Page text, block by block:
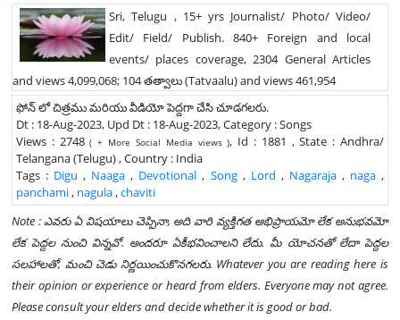
Sri, Telugu , 15+ yrs Journalist/ Photo/ Video/
Edit/ Field/ Publish. 840+ Foreign and local
events/ places coverage, 2304 General Articles
and views 4,099,068; 104 తత్వాలు (Tatvaalu) and views 461,954
ఫోన్ లో చిత్రము మరియు వీడియో పెద్దగా చేసి చూడగలరు.
Dt : 18-Aug-2023, Upd Dt : 18-Aug-2023, Category : Songs
Views : 2748( + More Social Media views ), Id : 1881 , State : Andhra/
Telangana (Telugu) , Country : India
Tags : Digu , Naaga , Devotional , Song, Lord , Nagaraja, naga,
panchami, nagula,chaviti
Note : ఎవరు ఏ విషయాలు చెప్పినా, అది వారి వ్యక్తిగత అభిప్రాయమో లేక అనుభవమో
లేక పెద్దల నుంచి విన్నవో. అందరూ ఏకీభవించాలని లేదు. మీ యోచనతో లేదా పెద్దల
సలహాలతో, మంచి చెడు నిర్ణయించుకొనగలరు. Whatever you are reading here is
their opinion or experience or heard from elders. Everyone may not agree.
Please consult your elders and decide whether it is good or bad.